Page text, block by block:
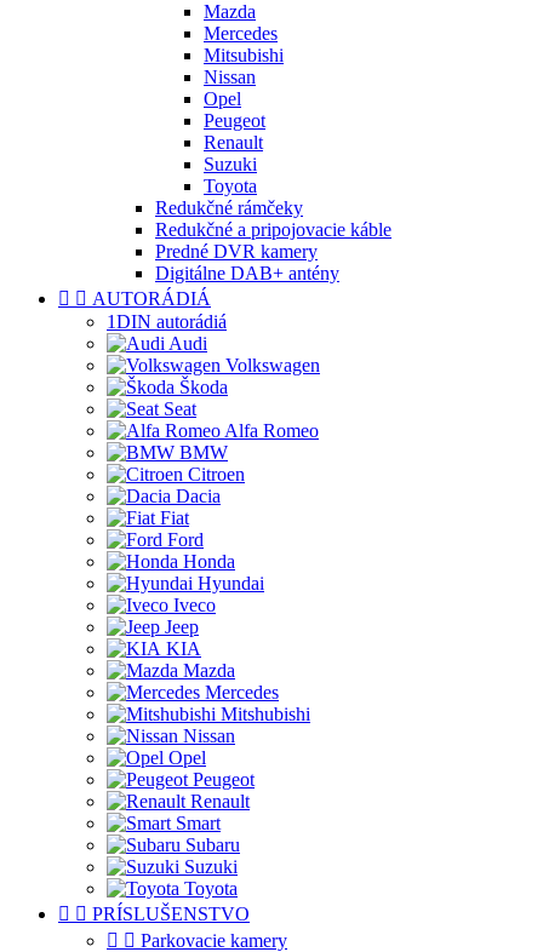
Mazda
Mercedes
Mitsubishi
Nissan
Opel
Peugeot
Renault
Suzuki
Toyota
Redukčné rámčeky
Redukčné a pripojovacie káble
Predné DVR kamery
Digitálne DAB+ antény
  AUTORÁDIÁ
1DIN autorádiá
Audi
Volkswagen
Škoda
Seat
Alfa Romeo
BMW
Citroen
Dacia
Fiat
Ford
Honda
Hyundai
Iveco
Jeep
KIA
Mazda
Mercedes
Mitshubishi
Nissan
Opel
Peugeot
Renault
Smart
Subaru
Suzuki
Toyota
  PRÍSLUŠENSTVO
  Parkovacie kamery